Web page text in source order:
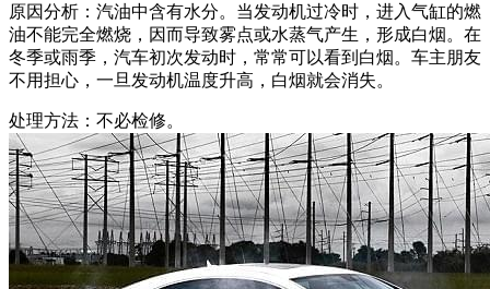
原因分析：汽油中含有水分。当发动机过冷时，进入气缸的燃
油不能完全燃烧，因而导致雾点或水蒸气产生，形成白烟。在
冬季或雨季，汽车初次发动时，常常可以看到白烟。车主朋友
不用担心，一旦发动机温度升高，白烟就会消失。
处理方法：不必检修。